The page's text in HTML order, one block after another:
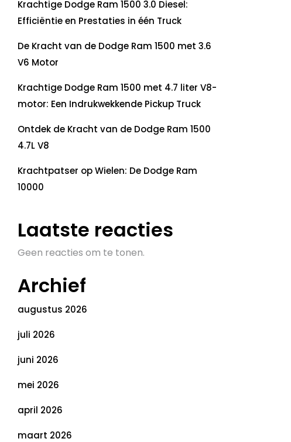
Krachtige Dodge Ram 1500 3.0 Diesel:
Efficiëntie en Prestaties in één Truck
De Kracht van de Dodge Ram 1500 met 3.6
V6 Motor
Krachtige Dodge Ram 1500 met 4.7 liter V8-
motor: Een Indrukwekkende Pickup Truck
Ontdek de Kracht van de Dodge Ram 1500
4.7L V8
Krachtpatser op Wielen: De Dodge Ram
10000
Laatste reacties
Geen reacties om te tonen.
Archief
augustus 2026
juli 2026
juni 2026
mei 2026
april 2026
maart 2026